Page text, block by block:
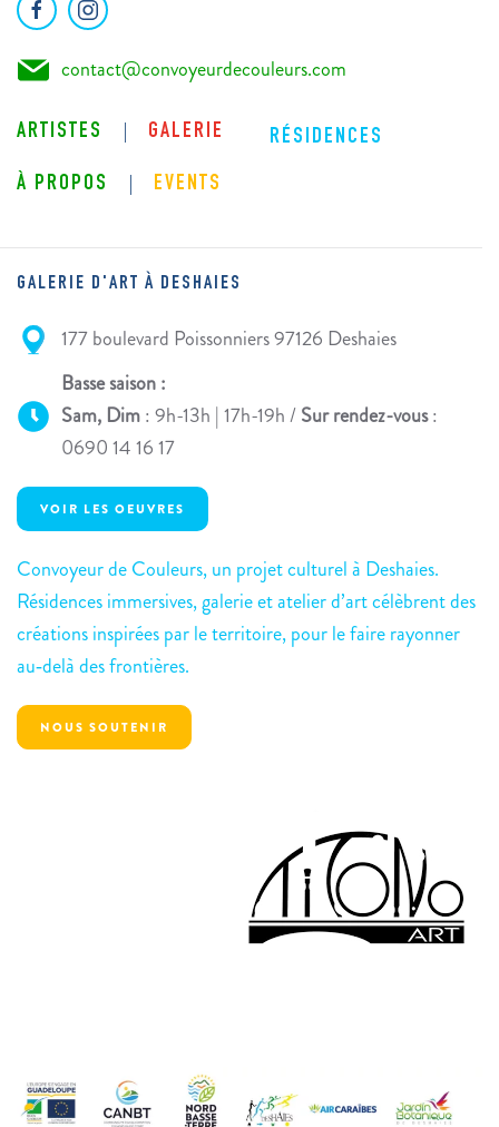
contact@convoyeurdecouleurs.com
ARTISTES GALERIE RÉSIDENCES
À PROPOS EVENTS
GALERIE D'ART À DESHAIES
177 boulevard Poissonniers 97126 Deshaies
Basse saison :
Sam, Dim: 9h-13h | 17h-19h /Sur rendez-vous:
0690 14 16 17
VOIR LES OEUVRES
Convoyeur de Couleurs, un projet culturel à Deshaies.
Résidences immersives, galerie et atelier d’art célèbrent des
créations inspirées par le territoire, pour le faire rayonner
au‑delà des frontières.
NOUS SOUTENIR